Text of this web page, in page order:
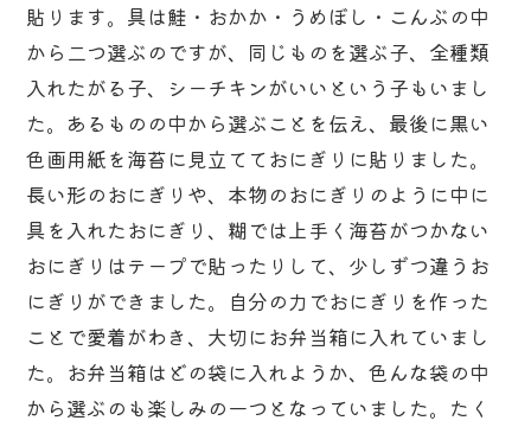
貼ります。具は鮭・おかか・うめぼし・こんぶの中
から二つ選ぶのですが、同じものを選ぶ子、全種類
入れたがる子、シーチキンがいいという子もいまし
た。あるものの中から選ぶことを伝え、最後に黒い
色画用紙を海苔に見立てておにぎりに貼りました。
長い形のおにぎりや、本物のおにぎりのように中に
具を入れたおにぎり、糊では上手く海苔がつかない
おにぎりはテープで貼ったりして、少しずつ違うお
にぎりができました。自分の力でおにぎりを作った
ことで愛着がわき、大切にお弁当箱に入れていまし
た。お弁当箱はどの袋に入れようか、色んな袋の中
から選ぶのも楽しみの一つとなっていました。たく